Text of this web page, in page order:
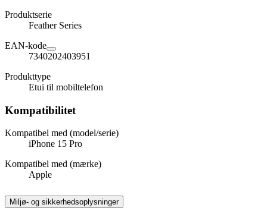
Produktserie
Feather Series
EAN-kode
7340202403951
Produkttype
Etui til mobiltelefon
Kompatibilitet
Kompatibel med (model/serie)
iPhone 15 Pro
Kompatibel med (mærke)
Apple
Miljø- og sikkerhedsoplysninger